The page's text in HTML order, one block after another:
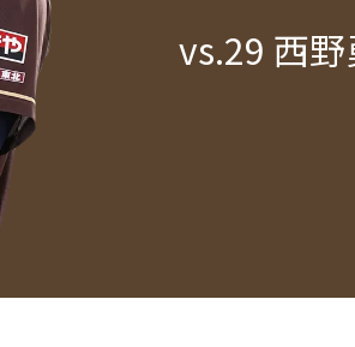
vs.29 西